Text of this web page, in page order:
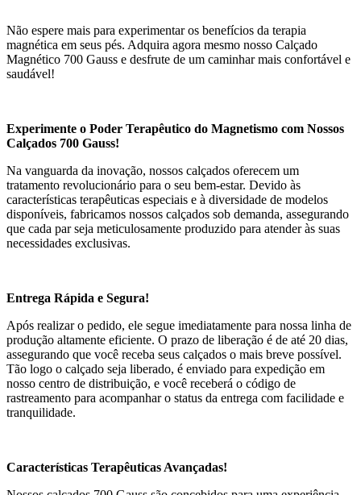
Não espere mais para experimentar os benefícios da terapia
magnética em seus pés. Adquira agora mesmo nosso Calçado
Magnético 700 Gauss e desfrute de um caminhar mais confortável e
saudável!
Experimente o Poder Terapêutico do Magnetismo com Nossos
Calçados 700 Gauss!
Na vanguarda da inovação, nossos calçados oferecem um
tratamento revolucionário para o seu bem-estar. Devido às
características terapêuticas especiais e à diversidade de modelos
disponíveis, fabricamos nossos calçados sob demanda, assegurando
que cada par seja meticulosamente produzido para atender às suas
necessidades exclusivas.
Entrega Rápida e Segura!
Após realizar o pedido, ele segue imediatamente para nossa linha de
produção altamente eficiente. O prazo de liberação é de até 20 dias,
assegurando que você receba seus calçados o mais breve possível.
Tão logo o calçado seja liberado, é enviado para expedição em
nosso centro de distribuição, e você receberá o código de
rastreamento para acompanhar o status da entrega com facilidade e
tranquilidade.
Características Terapêuticas Avançadas!